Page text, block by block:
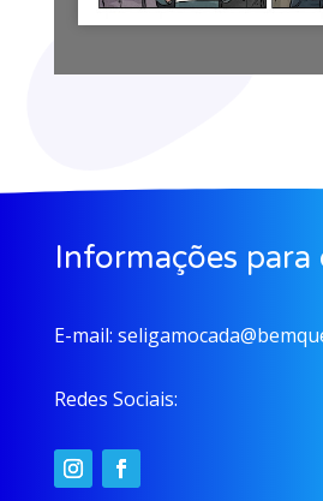
Informações
E-mail:
Redes Sociais: